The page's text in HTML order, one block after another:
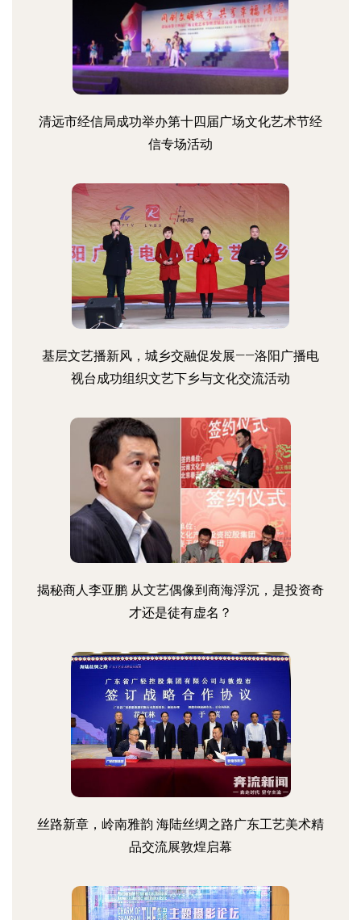
清远市经信局成功举办第十四届广场文化艺术节经
信专场活动
基层文艺播新风，城乡交融促发展——洛阳广播电
视台成功组织文艺下乡与文化交流活动
揭秘商人李亚鹏 从文艺偶像到商海浮沉，是投资奇
才还是徒有虚名？
丝路新章，岭南雅韵 海陆丝绸之路广东工艺美术精
品交流展敦煌启幕